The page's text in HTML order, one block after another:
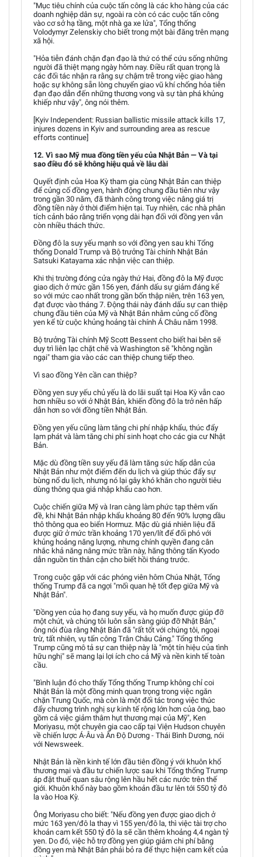
"Mục tiêu chính của cuộc tấn công là các kho hàng của các
doanh nghiệp dân sự, ngoài ra còn có các cuộc tấn công
vào cơ sở hạ tầng, một nhà ga xe lửa", Tổng thống
Volodymyr Zelenskiy cho biết trong một bài đăng trên mạng
xã hội.
"Hỏa tiễn đánh chặn đạn đạo là thứ có thể cứu sống những
người đã thiệt mạng ngày hôm nay. Điều rất quan trọng là
các đối tác nhận ra rằng sự chậm trễ trong việc giao hàng
hoặc sự không sẵn lòng chuyển giao vũ khí chống hỏa tiễn
đạn đạo dẫn đến những thương vong và sự tàn phá khủng
khiếp như vậy", ông nói thêm.
[Kyiv Independent: Russian ballistic missile attack kills 17,
injures dozens in Kyiv and surrounding area as rescue
efforts continue]
12. Vì sao Mỹ mua đồng tiền yếu của Nhật Bản — Và tại
sao điều đó sẽ không hiệu quả về lâu dài
Quyết định của Hoa Kỳ tham gia cùng Nhật Bản can thiệp
để củng cố đồng yen, hành động chung đầu tiên như vậy
trong gần 30 năm, đã thành công trong việc nâng giá trị
đồng tiền này ở thời điểm hiện tại. Tuy nhiên, các nhà phân
tích cảnh báo rằng triển vọng dài hạn đối với đồng yen vẫn
còn nhiều thách thức.
Đồng đô la suy yếu mạnh so với đồng yen sau khi Tổng
thống Donald Trump và Bộ trưởng Tài chính Nhật Bản
Satsuki Katayama xác nhận việc can thiệp.
Khi thị trường đóng cửa ngày thứ Hai, đồng đô la Mỹ được
giao dịch ở mức gần 156 yen, đánh dấu sự giảm đáng kể
so với mức cao nhất trong gần bốn thập niên, trên 163 yen,
đạt được vào tháng 7. Động thái này đánh dấu sự can thiệp
chung đầu tiên của Mỹ và Nhật Bản nhằm củng cố đồng
yen kể từ cuộc khủng hoảng tài chính Á Châu năm 1998.
Bộ trưởng Tài chính Mỹ Scott Bessent cho biết hai bên sẽ
duy trì liên lạc chặt chẽ và Washington sẽ "không ngần
ngại" tham gia vào các can thiệp chung tiếp theo.
Vì sao đồng Yên cần can thiệp?
Đồng yen suy yếu chủ yếu là do lãi suất tại Hoa Kỳ vẫn cao
hơn nhiều so với ở Nhật Bản, khiến đồng đô la trở nên hấp
dẫn hơn so với đồng tiền Nhật Bản.
Đồng yen yếu cũng làm tăng chi phí nhập khẩu, thúc đẩy
lạm phát và làm tăng chi phí sinh hoạt cho các gia cư Nhật
Bản.
Mặc dù đồng tiền suy yếu đã làm tăng sức hấp dẫn của
Nhật Bản như một điểm đến du lịch và giúp thúc đẩy sự
bùng nổ du lịch, nhưng nó lại gây khó khăn cho người tiêu
dùng thông qua giá nhập khẩu cao hơn.
Cuộc chiến giữa Mỹ và Iran càng làm phức tạp thêm vấn
đề, khi Nhật Bản nhập khẩu khoảng 80 đến 90% lượng dầu
thô thông qua eo biển Hormuz. Mặc dù giá nhiên liệu đã
được giữ ở mức trần khoảng 170 yen/lít để đối phó với
khủng hoảng năng lượng, nhưng chính quyền đang cân
nhắc khả năng nâng mức trần này, hãng thông tấn Kyodo
dẫn nguồn tin thân cận cho biết hồi tháng trước.
Trong cuộc gặp với các phóng viên hôm Chúa Nhật, Tổng
thống Trump đã ca ngợi "mối quan hệ tốt đẹp giữa Mỹ và
Nhật Bản".
"Đồng yen của họ đang suy yếu, và họ muốn được giúp đỡ
một chút, và chúng tôi luôn sẵn sàng giúp đỡ Nhật Bản,"
ông nói đùa rằng Nhật Bản đã "rất tốt với chúng tôi, ngoại
trừ, tất nhiên, vụ tấn công Trân Châu Cảng." Tổng thống
Trump cũng mô tả sự can thiệp này là "một tín hiệu của tình
hữu nghị" sẽ mang lại lợi ích cho cả Mỹ và nền kinh tế toàn
cầu.
"Bình luận đó cho thấy Tổng thống Trump không chỉ coi
Nhật Bản là một đồng minh quan trọng trong việc ngăn
chặn Trung Quốc, mà còn là một đối tác trong việc thúc
đẩy chương trình nghị sự kinh tế rộng lớn hơn của ông, bao
gồm cả việc giảm thâm hụt thương mại của Mỹ", Ken
Moriyasu, một chuyên gia cao cấp tại Viện Hudson chuyên
về chiến lược Á-Âu và Ấn Độ Dương - Thái Bình Dương, nói
với Newsweek.
Nhật Bản là nền kinh tế lớn đầu tiên đồng ý với khuôn khổ
thương mại và đầu tư chiến lược sau khi Tổng thống Trump
áp đặt thuế quan sâu rộng lên hầu hết các nước trên thế
giới. Khuôn khổ này bao gồm khoản đầu tư lên tới 550 tỷ đô
la vào Hoa Kỳ.
Ông Moriyasu cho biết: "Nếu đồng yen được giao dịch ở
mức 163 yen/đô la thay vì 155 yen/đô la, thì việc tài trợ cho
khoản cam kết 550 tỷ đô la sẽ cần thêm khoảng 4,4 ngàn tỷ
yen. Do đó, việc hỗ trợ đồng yen giúp giảm chi phí bằng
đồng yen mà Nhật Bản phải bỏ ra để thực hiện cam kết của